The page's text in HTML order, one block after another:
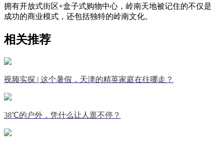
拥有开放式街区+盒子式购物中心，岭南天地被记住的不仅是
成功的商业模式，还包括独特的岭南文化。
相关推荐
视频实探 | 这个暑假，天津的精英家庭在往哪走？
38℃的户外，凭什么让人逛不停？